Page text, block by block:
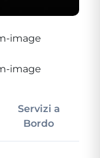
Servizi a
Bordo